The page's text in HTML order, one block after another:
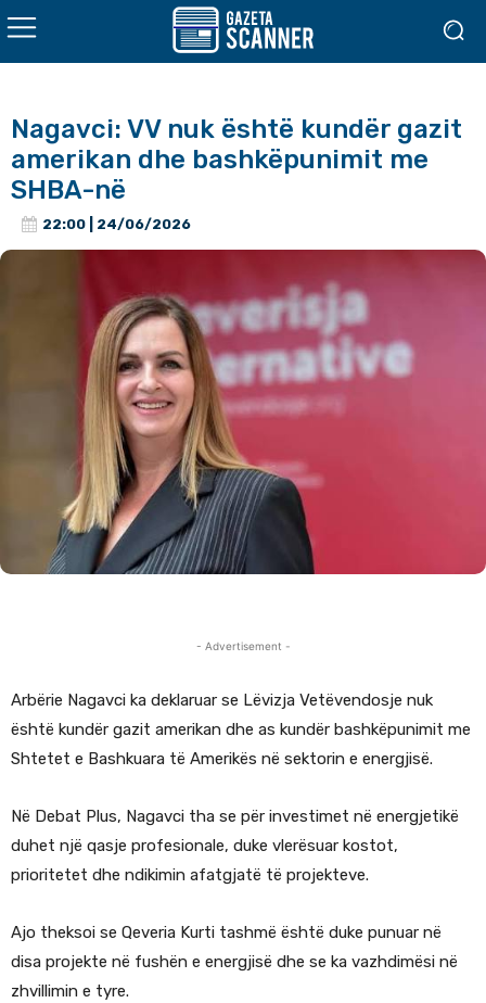
Nagavci: VV nuk është kundër gazit
amerikan dhe bashkëpunimit me
SHBA-në
22:00 | 24/06/2026
- Advertisement -
Arbërie Nagavci ka deklaruar se Lëvizja Vetëvendosje nuk
është kundër gazit amerikan dhe as kundër bashkëpunimit me
Shtetet e Bashkuara të Amerikës në sektorin e energjisë.
Në Debat Plus, Nagavci tha se për investimet në energjetikë
duhet një qasje profesionale, duke vlerësuar kostot,
prioritetet dhe ndikimin afatgjatë të projekteve.
Ajo theksoi se Qeveria Kurti tashmë është duke punuar në
disa projekte në fushën e energjisë dhe se ka vazhdimësi në
zhvillimin e tyre.